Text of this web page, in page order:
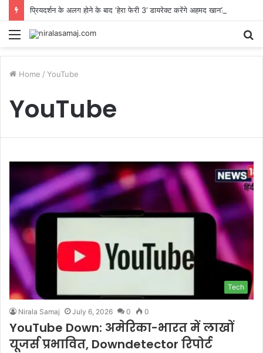
Menu
Home / YouTube
YouTube
Tech
Nirala Samaj July 6, 2026 0 0
YouTube Down: अमेरिका-भारत में लाखों
यूजर्स प्रभावित, Downdetector रिपोर्ट